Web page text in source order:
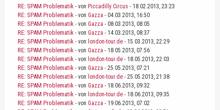
RE: SPAM Problematik - von Piccadilly Circus - 18.02.2013, 23:23
RE: SPAM Problematik - von Gazza - 04.03.2013, 16:50
RE: SPAM Problematik - von Gazza - 08.03.2013, 08:05
RE: SPAM Problematik - von Gazza - 14.03.2013, 08:37
RE: SPAM Problematik - von london-tour.de - 15.03.2013, 22:29
RE: SPAM Problematik - von Gazza - 18.05.2013, 07:56
RE: SPAM Problematik - von london-tour.de - 18.05.2013, 22:03
RE: SPAM Problematik - von Gazza - 25.05.2013, 07:21
RE: SPAM Problematik - von london-tour.de - 25.05.2013, 21:38
RE: SPAM Problematik - von Gazza - 18.06.2013, 09:32
RE: SPAM Problematik - von london-tour.de - 18.06.2013, 09:35
RE: SPAM Problematik - von Gazza - 19.06.2013, 07:02